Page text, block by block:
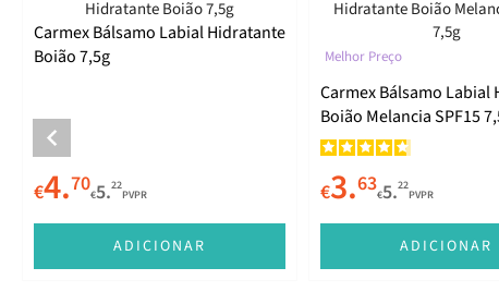
Carmex Bálsamo Labial Hidratante
Boião 7,5g
€4.70€5.22
PVPR
ADICIONAR
Melhor Preço
Carmex Bálsamo Labial
Boião Melancia SPF15
€3.63€5.22
PVPR
ADICIONAR